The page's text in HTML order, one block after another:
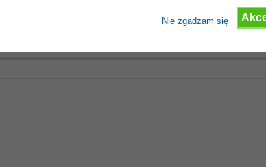
Nie zgadzam się